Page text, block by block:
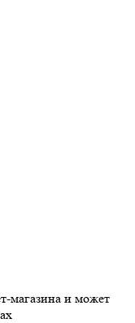
магазина и может